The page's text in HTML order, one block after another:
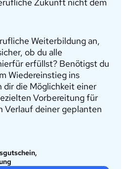
Weiterbildung an,
ob du alle
erfüllst? Benötigst du
Wiedereinstieg ins
dir die Möglichkeit einer
Vorbereitung für
Verlauf deiner geplanten